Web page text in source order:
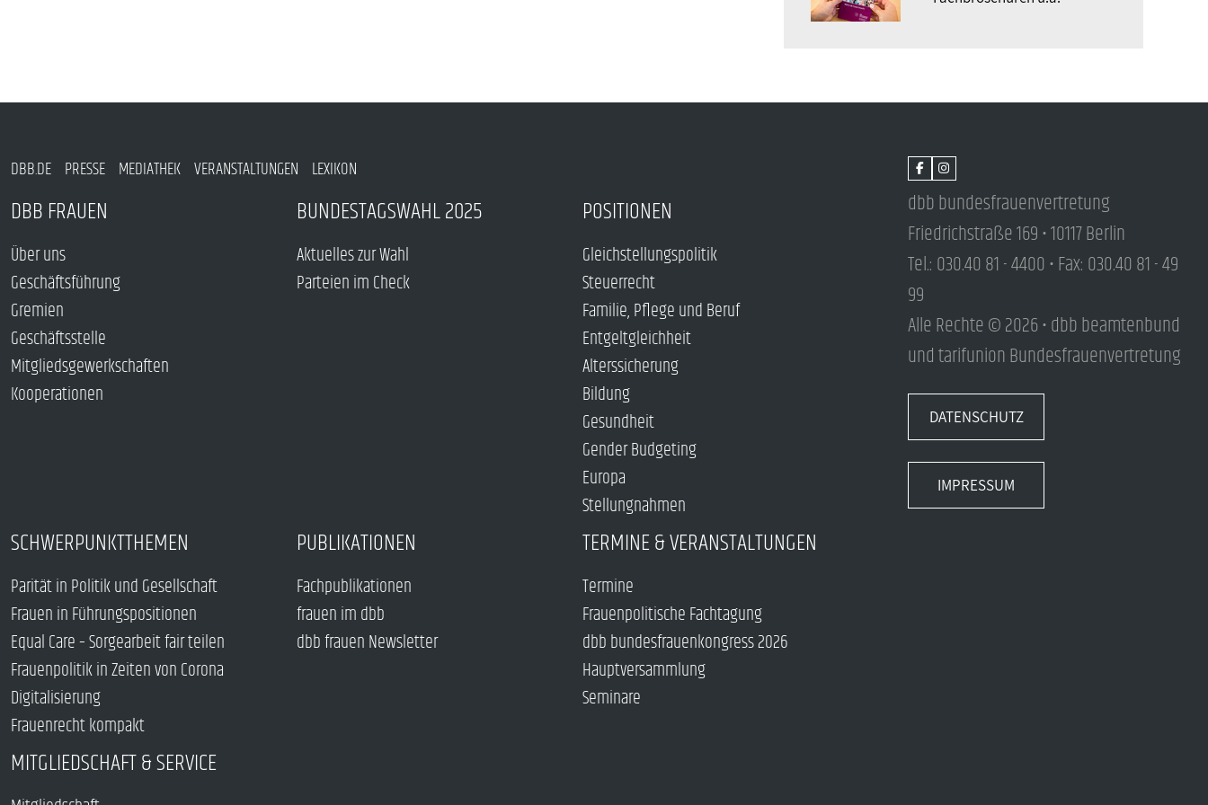
DBB.DE PRESSE MEDIATHEK VERANSTALTUNGEN LEXIKON
DBB FRAUEN
Über uns
Geschäftsführung
Gremien
Geschäftsstelle
Mitgliedsgewerkschaften
Kooperationen
BUNDESTAGSWAHL 2025
Aktuelles zur Wahl
Parteien im Check
POSITIONEN
Gleichstellungspolitik
Steuerrecht
Familie, Pflege und Beruf
Entgeltgleichheit
Alterssicherung
Bildung
Gesundheit
Gender Budgeting
Europa
Stellungnahmen
SCHWERPUNKTTHEMEN
Parität in Politik und Gesellschaft
Frauen in Führungspositionen
Equal Care – Sorgearbeit fair teilen
Frauenpolitik in Zeiten von Corona
Digitalisierung
Frauenrecht kompakt
PUBLIKATIONEN
Fachpublikationen
frauen im dbb
dbb frauen Newsletter
TERMINE & VERANSTALTUNGEN
Termine
Frauenpolitische Fachtagung
dbb bundesfrauenkongress 2026
Hauptversammlung
Seminare
MITGLIEDSCHAFT & SERVICE
dbb bundesfrauenvertretung
Friedrichstraße 169 • 10117 Berlin
Tel.: 030.40 81 - 4400 • Fax: 030.40 81 - 49
99
Alle Rechte © 2026 • dbb beamtenbund
und tarifunion Bundesfrauenvertretung
DATENSCHUTZ
IMPRESSUM